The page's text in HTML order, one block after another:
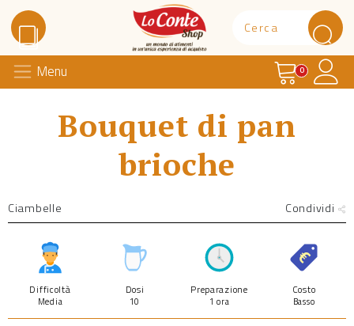
Lo Conte Shop
Menu Carrello
0
Bouquet di pan
brioche
Ciambelle Condividi
Difficoltà
Media
Dosi
10
Preparazione
1 ora
Costo
Basso